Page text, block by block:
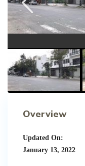
Overview
Updated On:
January 13, 2022